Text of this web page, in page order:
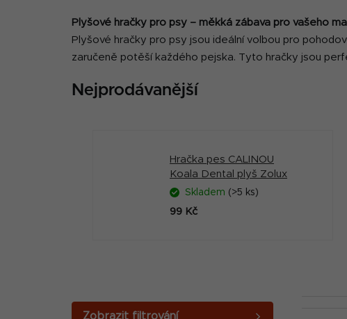
Plyšové hračky pro psy – měkká zábava pro vašeho
Plyšové hračky pro psy jsou ideální volbou pro
zaručeně potěší každého pejska. Tyto hračky jsou
Nejprodávanější
Hračka pes CALINOU
Koala Dental plyš Zolux
Skladem (>5 ks)
99 Kč